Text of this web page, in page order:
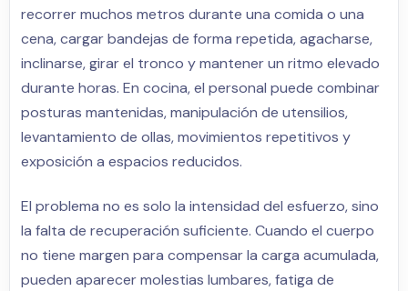
recorrer muchos metros durante una comida o una
cena, cargar bandejas de forma repetida, agacharse,
inclinarse, girar el tronco y mantener un ritmo elevado
durante horas. En cocina, el personal puede combinar
posturas mantenidas, manipulación de utensilios,
levantamiento de ollas, movimientos repetitivos y
exposición a espacios reducidos.
El problema no es solo la intensidad del esfuerzo, sino
la falta de recuperación suficiente. Cuando el cuerpo
no tiene margen para compensar la carga acumulada,
pueden aparecer molestias lumbares, fatiga de